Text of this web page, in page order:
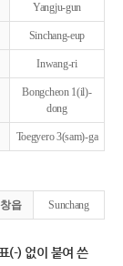
Yangju-gun
Sinchang-eup
Inwang-ri
Bongcheon 1(il)-
dong
Toegyero 3(sam)-ga
읍 Sunchang
(-) 없이 붙여 쓴